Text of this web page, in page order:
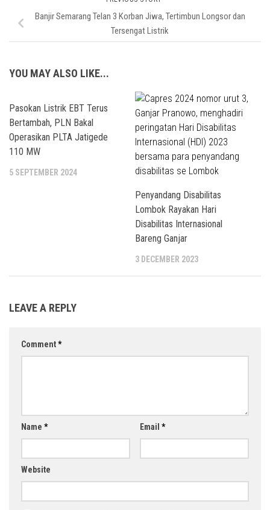
Banjir Semarang Telan 3 Korban Jiwa, Tertimbun Longsor dan
Tersengat Listrik
YOU MAY ALSO LIKE...
Pasokan Listrik EBT Terus
Bertambah, PLN Bakal
Operasikan PLTA Jatigede
110 MW
5 SEPTEMBER 2024
Penyandang Disabilitas
Lombok Rayakan Hari
Disabilitas Internasional
Bareng Ganjar
3 DECEMBER 2023
LEAVE A REPLY
Comment*
Name * Email *
Website